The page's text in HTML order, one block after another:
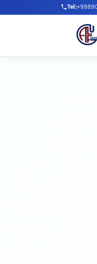
Перейти к главному
Перейти к основному
Перейти к нижнему
Tel: